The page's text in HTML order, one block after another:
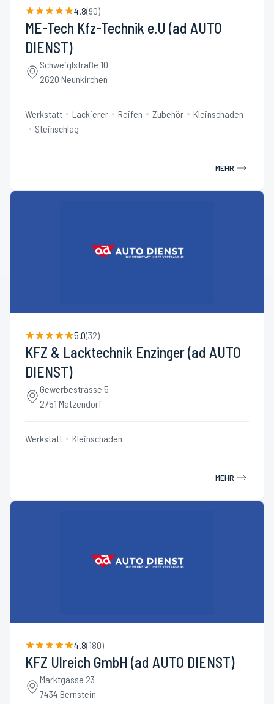
4.8(90)
ME-Tech Kfz-Technik e.U (ad AUTO
DIENST)
Schweiglstraße 10
2620 Neunkirchen
Werkstatt Lackierer Reifen Zubehör
Kleinschaden
Steinschlag
MEHR
5.0(32)
KFZ & Lacktechnik Enzinger (ad AUTO
DIENST)
Gewerbestrasse 5
2751 Matzendorf
Werkstatt Kleinschaden
MEHR
4.8(180)
KFZ Ulreich GmbH (ad AUTO DIENST)
Marktgasse 23
7434 Bernstein